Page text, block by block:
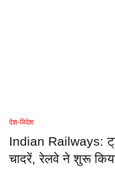
देश-विदेश
Indian Railways:
चादरें, रेलवे ने शुरू